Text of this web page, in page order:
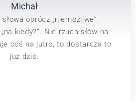
Michał
oprócz „niemożliwe”.
kiedy?”. Nie rzuca słów na
coś na jutro, to dostarcza to
już dziś.